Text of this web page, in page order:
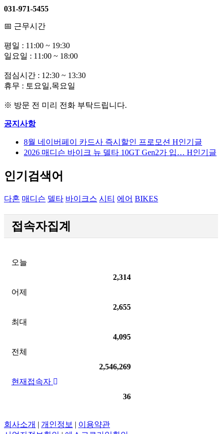
031-971-5455
📅 근무시간
평일 : 11:00 ~ 19:30
일요일 : 11:00 ~ 18:00
점심시간 : 12:30 ~ 13:30
휴무 : 토요일,목요일
※ 방문 전 미리 전화 부탁드립니다.
공지사항
8월 네이버페이 카드사 즉시할인 프로모션 H인기글
2026 매디슨 바이크 뉴 델타 10GT Gen2가 입… H인기글
인기검색어
다혼 매디슨 델타 바이크스 시티 에어 BIKES
접속자집계
오늘
2,314
어제
2,655
최대
4,095
전체
2,546,269
현재접속자
36
회사소개 개인정보
이용약관